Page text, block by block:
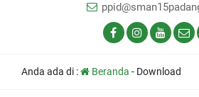
Anda ada di : Beranda - Download